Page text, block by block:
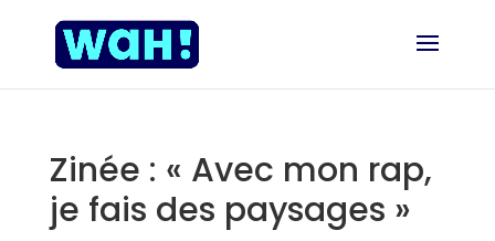
Zinée : « Avec mon rap,
je fais des paysages »